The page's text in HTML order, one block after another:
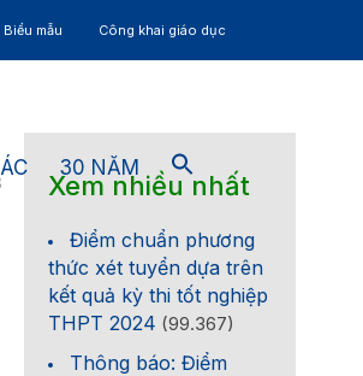
mẫu Công khai giáo dục
30 NĂM
Xem nhiều nhất
Điểm chuẩn phương
thức xét tuyển dựa trên
kết quả kỳ thi tốt nghiệp
THPT 2024 (99.367)
Thông báo: Điểm